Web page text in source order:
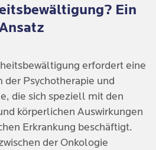
Ein
erfordert eine
Psychotherapie und
die sich speziell mit den
körperlichen Auswirkungen
Erkrankung beschäftigt.
der Onkologie